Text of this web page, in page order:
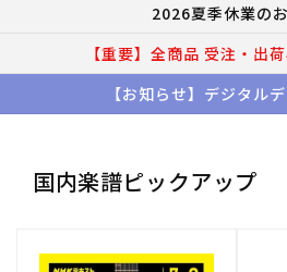
2026夏季休業の
【重要】全商品 受注・出
【お知らせ】デジタル
国内楽譜ピックアップ